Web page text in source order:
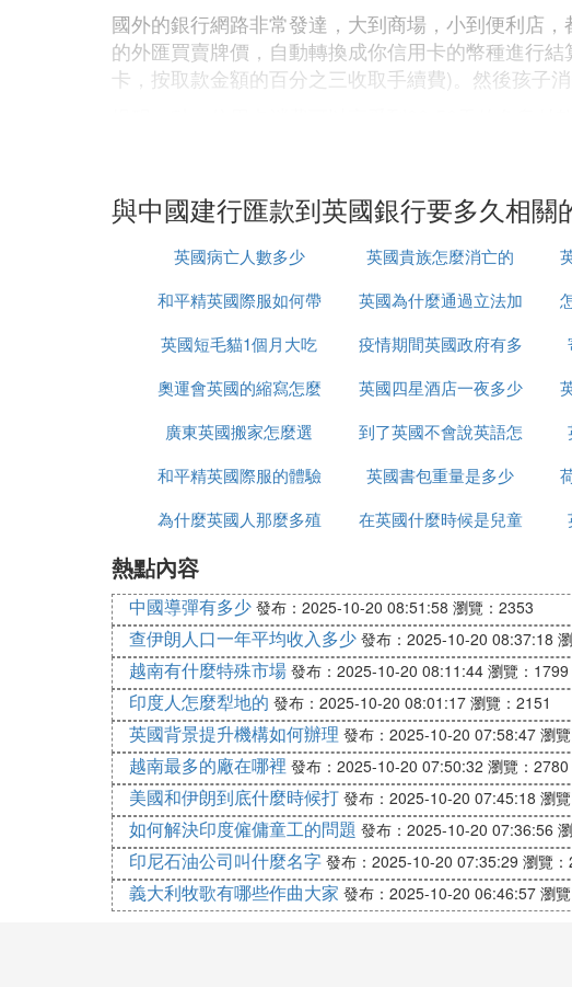
國外的銀行網路非常發達，大到商場，小到便利店
的外匯買賣牌價，自動轉換成你信用卡的幣種進行
卡，按取款金額的百分之三收取手續費)。然後孩子
提醒一點，信用卡消費可以享受到20-50天的免息
和附屬卡的申請時，可以對主卡和附屬卡的透支額
即時到帳，匯款的數額慶判羨大，費用相對就低;而
目前專業匯款公司紛紛和國內銀行合作，推出了一
這種匯款方式可以即時到帳，免收鈔轉匯費用、中
a.到西聯合作網點(郵政是西聯在中國業務量最多的合
b.支付匯款手續費
c.收款人去銀行收款之前，建議查詢一下匯款狀態
d.收款人憑匯款監控號碼(MTCN)及身份證，前往合
註：中國個人外匯出口限額為每人每次2000美元(
5. 旅行支票-- 靈活方便
旅行支票(traveler's check)，是一種定額本票，它特
外的各大銀行、國際酒店、餐廳及其他消費場所兌
旅行支票是一種全球范圍內被普遍接受的票據，旅
約。操作如下：
a.全球通行的旅行支票品種有美國運通
行營業網點可以買到，合作銀行包括農行，工行，
b.消費或兌換現金時，持本人身份證件及旅行支票
需要注意的是：
a.購買旅行支票因為要簽名，所以需使用者本人過來
c.購買旅行支票需提前預約，尤其是有票面要求的要
與中國建行匯款到英國銀行要多久相關
英國病亡人數多少 英國貴族怎麼消亡的
和平精英國際服如何帶
槍進出生島
英國為什麼通過立法加
強社會保障
英國短毛貓1個月大吃
什麼
疫情期間英國政府有多
少錢
奧運會英國的縮寫怎麼
改了
英國四星酒店一夜多少
錢
廣東英國搬家怎麼選
到了英國不會說英語怎
麼辦
和平精英國際服的體驗
服如何上去
英國書包重量是多少
為什麼英國人那麼多殖
在英國什麼時候是兒童
熱點內容
中國導彈有多少 發布：2025-10-20 08:51:58 瀏覽：2353
查伊朗人口一年平均收入多少 發布：2025-10-20 08:37:18
越南有什麼特殊市場 發布：2025-10-20 08:11:44 瀏覽：1799
印度人怎麼犁地的 發布：2025-10-20 08:01:17 瀏覽：2151
英國背景提升機構如何辦理 發布：2025-10-20 07:58:47 瀏
越南最多的廠在哪裡 發布：2025-10-20 07:50:32 瀏覽：2780
美國和伊朗到底什麼時候打 發布：2025-10-20 07:45:18 瀏
如何解決印度僱傭童工的問題 發布：2025-10-20 07:36:56
印尼石油公司叫什麼名字 發布：2025-10-20 07:35:29 瀏覽
義大利牧歌有哪些作曲大家 發布：2025-10-20 06:46:57 瀏